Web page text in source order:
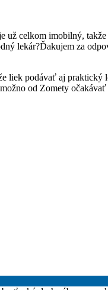
už celkom imobilný,
lekár?Ďakujem za
liek podávať aj
od Zomety